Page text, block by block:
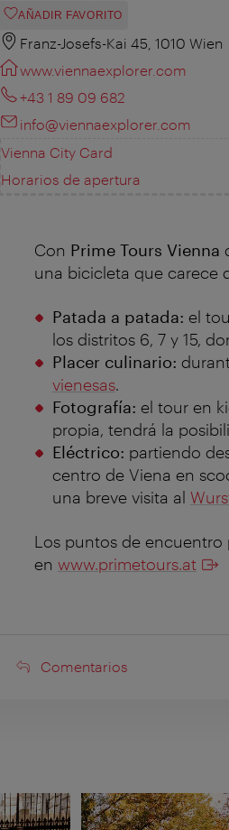
AÑADIR FAVORITO
Franz-Josefs-Kai 45, 1010 Wien
www.viennaexplorer.com
+43 1 89 09 682
info@viennaexplorer.com
Vienna City Card
Horarios de apertura
Con Prime Tours Vienna
una bicicleta que carece
Patada a patada: el
los distritos 6, 7 y 15,
Placer culinario:
vienesas.
Fotografía: el tour en
propia, tendrá la
Eléctrico: partiendo
centro de Viena en
una breve visita al
Los puntos de
en www.primetours.at
Comentarios
Comentarios